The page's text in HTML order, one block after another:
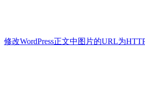
修改WordPress正文中图片的URL为